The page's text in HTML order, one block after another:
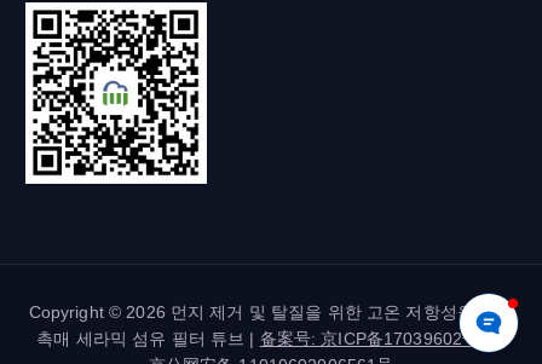
Copyright © 2026 먼지 제거 및 탈질을 위한 고온 저항성을 갖춘
촉매 세라믹 섬유 필터 튜브 | 备案号: 京ICP备17039602号-2|